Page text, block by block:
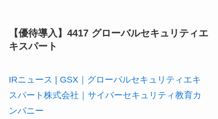
【優待導入】4417 グローバルセキュリティエ
キスパート
IRニュース | GSX｜グローバルセキュリティエキ
スパート株式会社｜サイバーセキュリティ教育カ
ンパニー